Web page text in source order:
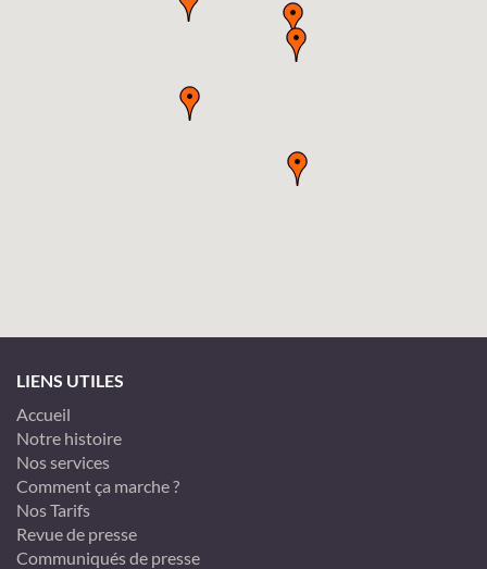
LIENS UTILES
Accueil
Notre histoire
Nos services
Comment ça marche ?
Nos Tarifs
Revue de presse
Communiqués de presse